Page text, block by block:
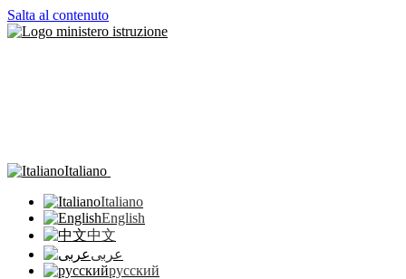
Salta al contenuto
Italiano
Italiano
English
中文
عربى
русский